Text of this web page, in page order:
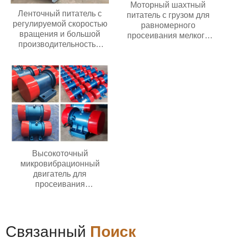
Ленточный питатель с
регулируемой скоростью
вращения и большой
производительностью
питатель для угольных
мельниц
Моторный шахтный
питатель с грузом для
равномерного
просеивания мелкого
Высокоточный
микровибрационный
двигатель для
просеивания
Связанный Поиск